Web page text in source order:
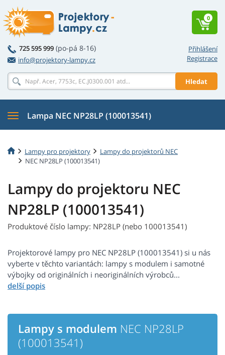
Přihlášení
Registrace
725 595 999 (po-pá 8-16)
info@projektory-lampy.cz
Hledat
0
Lampa NEC NP28LP (100013541)
Lampy pro projektory
Lampy do projektorů NEC
NEC NP28LP (100013541)
Lampy do projektoru NEC
NP28LP (100013541)
Produktové číslo lampy: NP28LP (nebo 100013541)
Projektorové lampy pro NEC NP28LP (100013541) si u nás
vyberte v těchto variantách: lampy s modulem i samotné
výbojky od originálních i neoriginálních výrobců...
Lampy s modulem NEC NP28LP
(100013541)